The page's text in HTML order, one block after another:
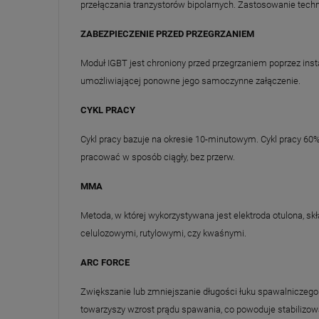
przełączania tranzystorów bipolarnych. Zastosowanie
ZABEZPIECZENIE PRZED PRZEGRZANIEM
Moduł IGBT jest chroniony przed przegrzaniem poprzez
umożliwiającej ponowne jego samoczynne załączenie.
CYKL PRACY
Cykl pracy bazuje na okresie 10-minutowym. Cykl pracy
pracować w sposób ciągły, bez przerw.
MMA
Metoda, w której wykorzystywana jest elektroda otulona,
celulozowymi, rutylowymi, czy kwaśnymi.
ARC FORCE
Zwiększanie lub zmniejszanie długości łuku
towarzyszy wzrost prądu spawania, co powoduje